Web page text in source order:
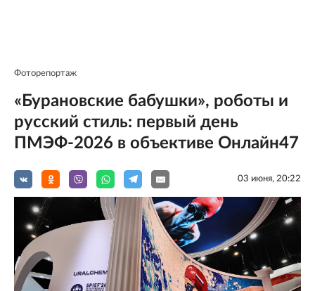
Фоторепортаж
«Бурановские бабушки», роботы и
русский стиль: первый день
ПМЭФ-2026 в объективе Онлайн47
03 июня, 20:22